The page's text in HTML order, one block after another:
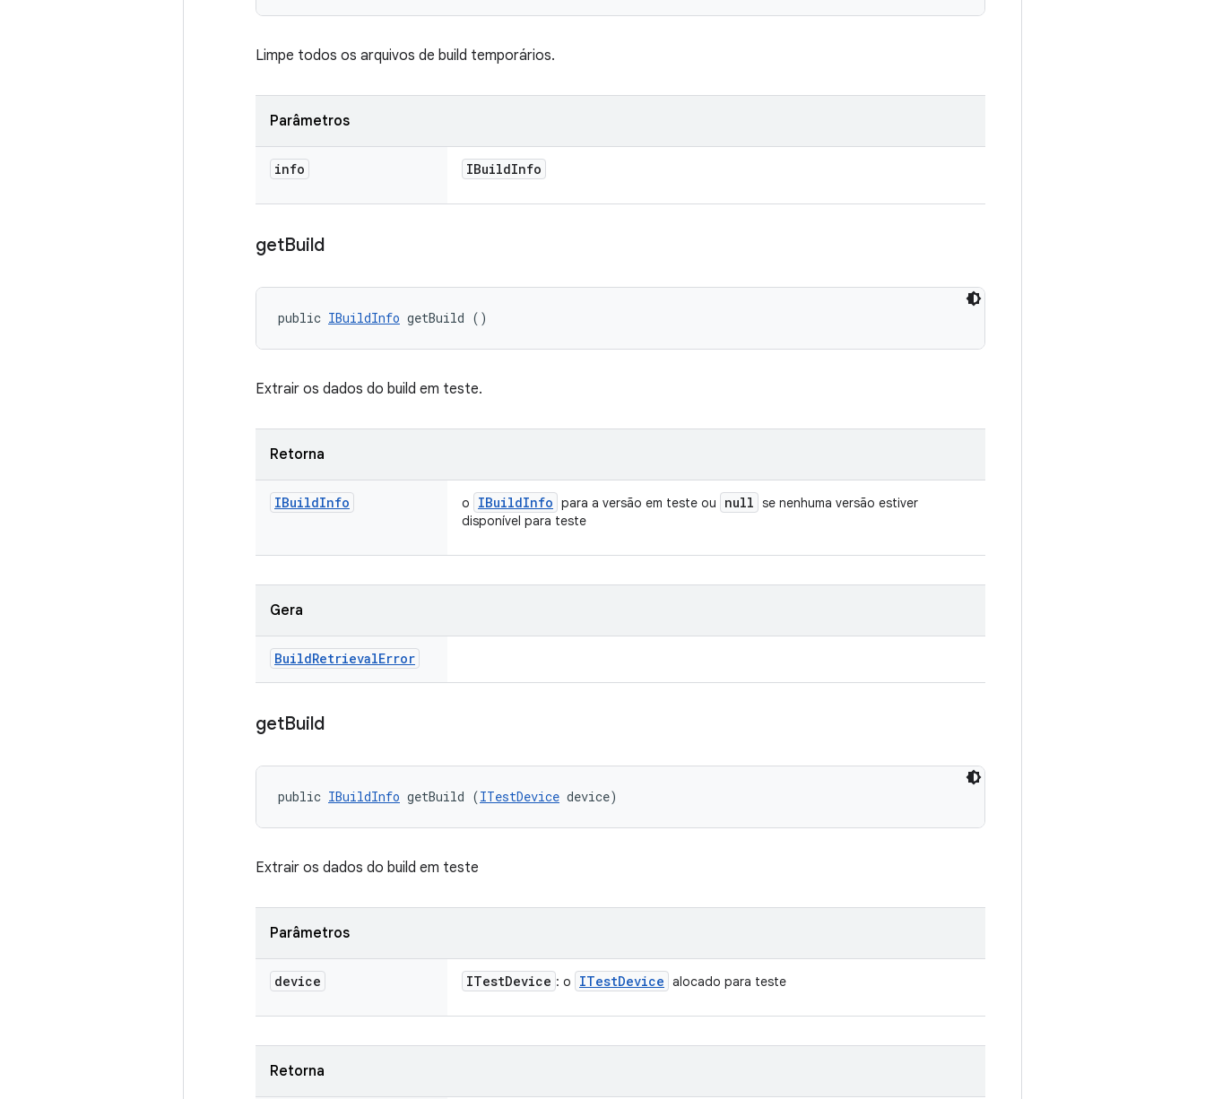
Limpe todos os arquivos de build temporários.
Parâmetros
info IBuildInfo
getBuild
public IBuildInfo getBuild ()
Extrair os dados do build em teste.
Retorna
IBuildInfo o IBuildInfo para a versão em teste ou null se nenhuma versão estiver
disponível para teste
Gera
BuildRetrievalError
getBuild
public IBuildInfo getBuild (ITestDevice device)
Extrair os dados do build em teste
Parâmetros
device ITestDevice : o ITestDevice alocado para teste
Retorna